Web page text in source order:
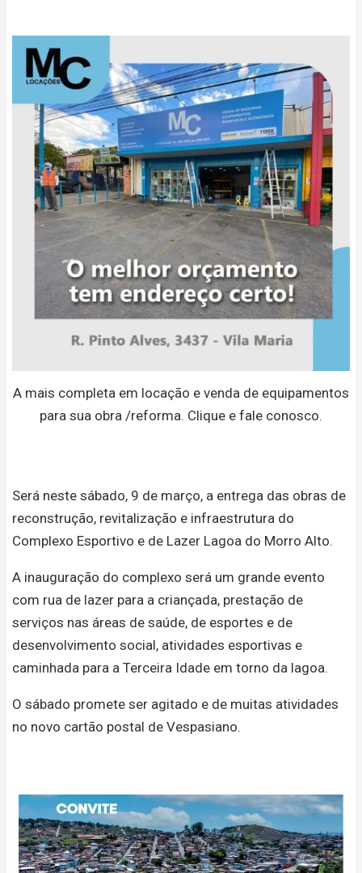
A mais completa em locação e venda de equipamentos
para sua obra /reforma. Clique e fale conosco.
Será neste sábado, 9 de março, a entrega das obras de
reconstrução, revitalização e infraestrutura do
Complexo Esportivo e de Lazer Lagoa do Morro Alto.
A inauguração do complexo será um grande evento
com rua de lazer para a criançada, prestação de
serviços nas áreas de saúde, de esportes e de
desenvolvimento social, atividades esportivas e
caminhada para a Terceira Idade em torno da lagoa.
O sábado promete ser agitado e de muitas atividades
no novo cartão postal de Vespasiano.